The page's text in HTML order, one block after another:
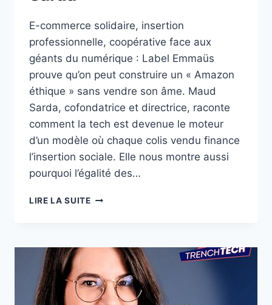
E-commerce solidaire, insertion
professionnelle, coopérative face aux
géants du numérique : Label Emmaüs
prouve qu’on peut construire un « Amazon
éthique » sans vendre son âme. Maud
Sarda, cofondatrice et directrice, raconte
comment la tech est devenue le moteur
d’un modèle où chaque colis vendu finance
l’insertion sociale. Elle nous montre aussi
pourquoi l’égalité des…
LIRE LA SUITE EMMAÜS
VINTED
SHEIN
:
LE